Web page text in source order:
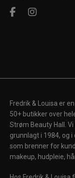
Fredrik & Louisa er
50+ butikker over
Strøm Beauty Hall.
grunnlagt i 1984, og
som brenner for
makeup, hudpleie,